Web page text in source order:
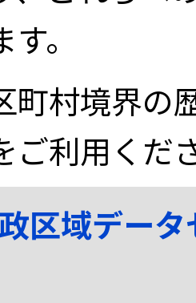
。
町村境界の
ご利用くだ
区域デー